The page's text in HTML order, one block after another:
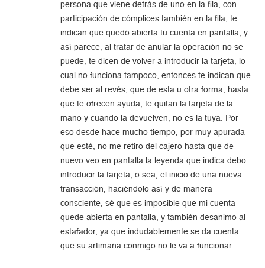
persona que viene detrás de uno en la fila, con
participación de cómplices también en la fila, te
indican que quedó abierta tu cuenta en pantalla, y
así parece, al tratar de anular la operación no se
puede, te dicen de volver a introducir la tarjeta, lo
cual no funciona tampoco, entonces te indican que
debe ser al revés, que de esta u otra forma, hasta
que te ofrecen ayuda, te quitan la tarjeta de la
mano y cuando la devuelven, no es la tuya. Por
eso desde hace mucho tiempo, por muy apurada
que esté, no me retiro del cajero hasta que de
nuevo veo en pantalla la leyenda que indica debo
introducir la tarjeta, o sea, el inicio de una nueva
transacción, haciéndolo así y de manera
consciente, sé que es imposible que mi cuenta
quede abierta en pantalla, y también desanimo al
estafador, ya que indudablemente se da cuenta
que su artimaña conmigo no le va a funcionar